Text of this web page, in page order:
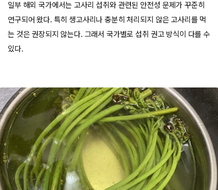
일부 해외 국가에서는 고사리 섭취와 관련된 안전성 문제가 꾸준히
연구되어 왔다. 특히 생고사리나 충분히 처리되지 않은 고사리를 먹
는 것은 권장되지 않는다. 그래서 국가별로 섭취 권고 방식이 다를 수
있다.